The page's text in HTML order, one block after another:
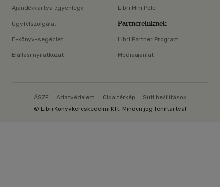
Ajándékkártya egyenlege
Ügyfélszolgálat
E-könyv-segédlet
Elállási nyilatkozat
Libri Mini Polc
Partnereinknek
Libri Partner Program
Médiaajánlat
ÁSZF Adatvédelem Oldaltérkép
Süti beállítások
© Libri Könyvkereskedelmi Kft. Minden jog fenntartva!